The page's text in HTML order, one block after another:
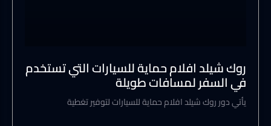
روك شيلد افلام حماية للسيارات التي تستخدم
في السفر لمسافات طويلة
يأتي دور روك شيلد افلام حماية للسيارات لتوفير تغطية